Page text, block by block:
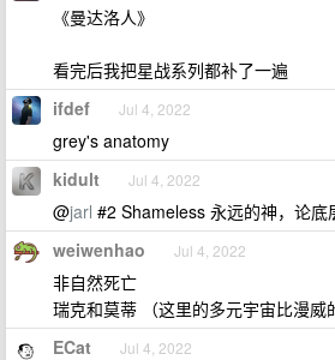
《曼达洛人》
看完后我把星战系列都补了一遍
ifdef Jul 4, 2022
grey's anatomy
kidult Jul 4, 2022
@jarl #2 Shameless 永远的神，论
weiwenhao Jul 4, 2022
非自然死亡
瑞克和莫蒂 （这里的多元宇宙比漫威
ECat Jul 4, 2022